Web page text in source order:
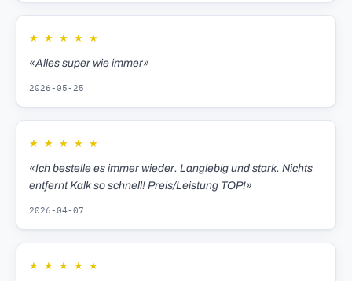
★ ★ ★ ★ ★
«Alles super wie immer»
2026-05-25
★ ★ ★ ★ ★
«Ich bestelle es immer wieder. Langlebig und stark. Nichts
entfernt Kalk so schnell! Preis/Leistung TOP!»
2026-04-07
★ ★ ★ ★ ★